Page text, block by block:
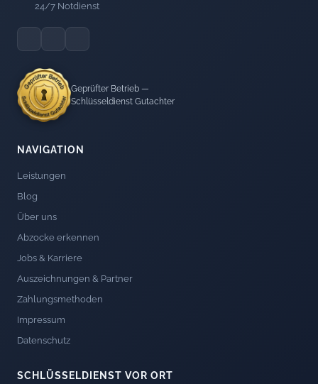
24/7 Notdienst
Geprüfter Betrieb —
Schlüsseldienst Gutachter
NAVIGATION
Leistungen
Blog
Über uns
Abzocke erkennen
Jobs & Karriere
Auszeichnungen & Partner
Zahlungsmethoden
Impressum
Datenschutz
SCHLÜSSELDIENST VOR ORT